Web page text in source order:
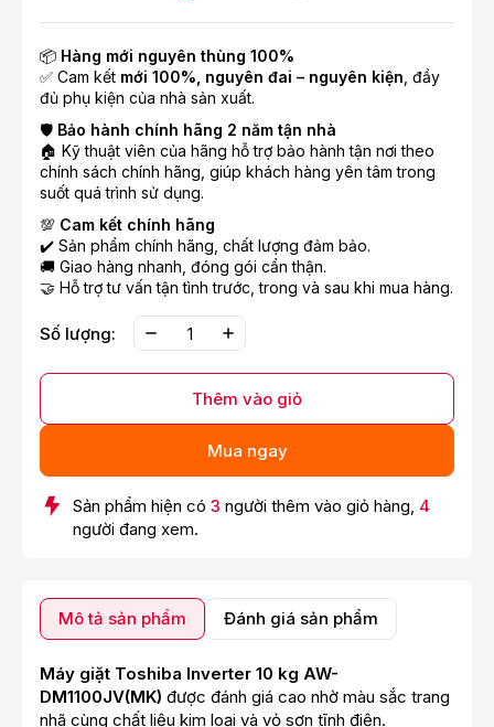
📦 Hàng mới nguyên thùng 100%
✅ Cam kết mới 100%, nguyên đai – nguyên kiện, đầy
đủ phụ kiện của nhà sản xuất.
🛡️ Bảo hành chính hãng 2 năm tận nhà
🏠 Kỹ thuật viên của hãng hỗ trợ bảo hành tận nơi theo
chính sách chính hãng, giúp khách hàng yên tâm trong
suốt quá trình sử dụng.
💯 Cam kết chính hãng
✔️ Sản phẩm chính hãng, chất lượng đảm bảo.
🚚 Giao hàng nhanh, đóng gói cẩn thận.
🤝 Hỗ trợ tư vấn tận tình trước, trong và sau khi mua hàng.
Số lượng:
Thêm vào giỏ
Mua ngay
Sản phẩm hiện có 3 người thêm vào giỏ hàng, 4
người đang xem.
Mô tả sản phẩm Đánh giá sản phẩm
Máy giặt Toshiba Inverter 10 kg AW-
DM1100JV(MK) được đánh giá cao nhờ màu sắc trang
nhã cùng chất liệu kim loại và vỏ sơn tĩnh điện.